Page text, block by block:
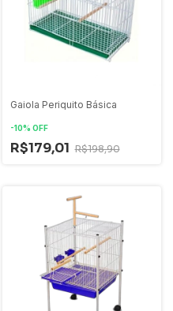
Gaiola Periquito Básica
-10% OFF
R$179,01 R$198,90